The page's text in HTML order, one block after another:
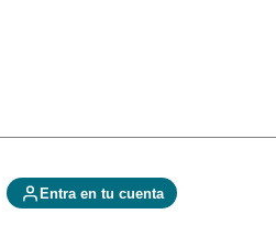
Entra en tu cuenta